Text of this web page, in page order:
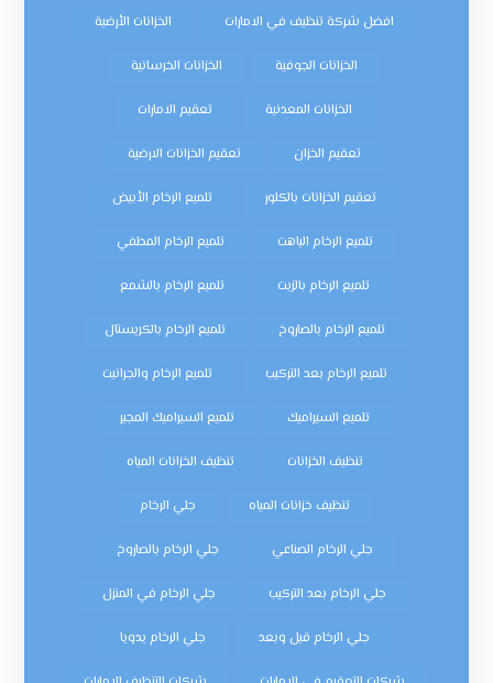
افضل شركة تنظيف في الامارات الخزانات الأرضية
الخزانات الجوفية الخزانات الخرسانية
الخزانات المعدنية تعقيم الامارات
تعقيم الخزان تعقيم الخزانات الارضية
تعقيم الخزانات بالكلور تلميع الرخام الأبيض
تلميع الرخام الباهت تلميع الرخام المطفي
تلميع الرخام بالزيت تلميع الرخام بالشمع
تلميع الرخام بالصاروخ تلميع الرخام بالكريستال
تلميع الرخام بعد التركيب تلميع الرخام والجرانيت
تلميع السيراميك تلميع السيراميك المجير
تنظيف الخزانات تنظيف الخزانات المياه
تنظيف خزانات المياه جلي الرخام
جلي الرخام الصناعي جلي الرخام بالصاروخ
جلي الرخام بعد التركيب جلي الرخام في المنزل
جلي الرخام قبل وبعد جلي الرخام يدويا